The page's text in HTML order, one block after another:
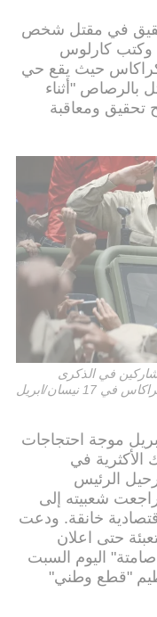
في مقتل شخص
وكتب كارلوس
لكراكاس حيث يقع حي
بالرصاص "أثناء
تحقيق ومعاقبة
في الذكرى
السابعة لتأسيس "الميليشيا البوليفارية" في كراكاس في 17 نيسان/ابريل
موجة احتجاجات
الأكثرية في
وتطالب برحيل الرئيس
شعبيته إلى
خانقة. ودعت
حتى اعلان
اليوم السبت
"قطع وطني"